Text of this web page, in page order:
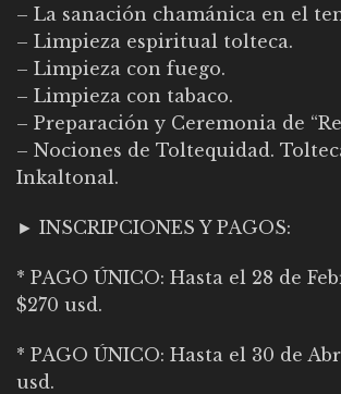
– La sanación chamánica en el
– Limpieza espiritual tolteca.
– Limpieza con fuego.
– Limpieza con tabaco.
– Preparación y Ceremonia de
– Nociones de Toltequidad.
Inkaltonal.
► INSCRIPCIONES Y PAGOS:
* PAGO ÚNICO: Hasta el 28 de
$270 usd.
* PAGO ÚNICO: Hasta el 30 de
usd.